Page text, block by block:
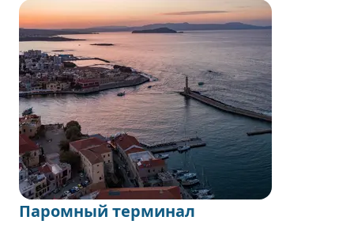
Паромный терминал